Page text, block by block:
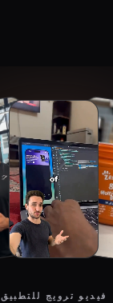
فيديو ترويج للتطبيق